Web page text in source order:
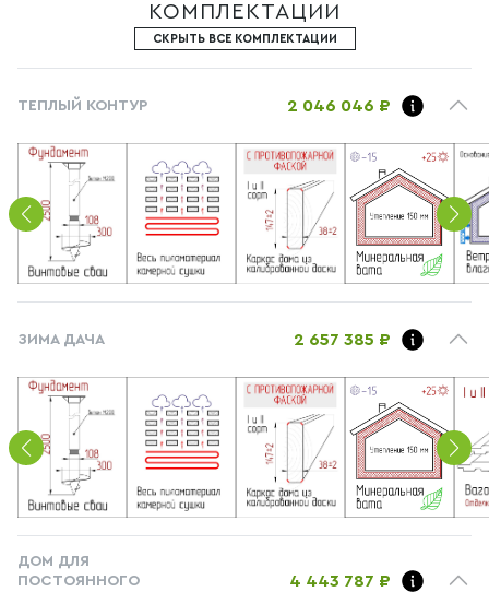
КОМПЛЕКТАЦИИ
СКРЫТЬ ВСЕ КОМПЛЕКТАЦИИ
ТЕПЛЫЙ КОНТУР 2 046 046 ₽
ЗИМА ДАЧА 2 657 385 ₽
ДОМ ДЛЯ
ПОСТОЯННОГО
4 443 787 ₽